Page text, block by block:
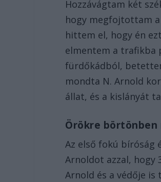
Hozzávágtam két
hogy megfojtottam
hittem el, hogy én
elmentem a trafikba
fürdőkádból,
mondta N. Arnold
állat, és a kislányát
Örökre börtönben
Az első fokú
Arnoldot azzal, hogy
Arnold és a védője